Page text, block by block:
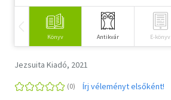
Vallás
Könyv Antikvár E-könyv
Jezsuita Kiadó, 2021
Írj véleményt elsőként!